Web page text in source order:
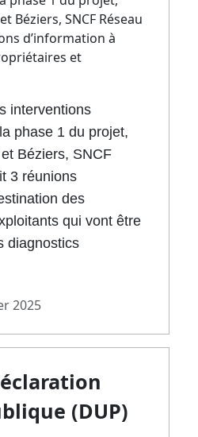
Béziers, SNCF Réseau
d’information à
et
interventions
phase 1 du projet,
Béziers, SNCF
3 réunions
des
qui vont être
diagnostics
2025
(DUP)